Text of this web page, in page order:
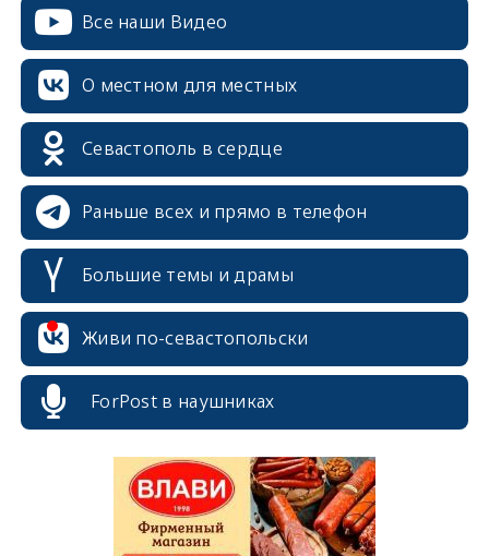
Все наши Видео
О местном для местных
Севастополь в сердце
Раньше всех и прямо в телефон
Большие темы и драмы
Живи по-севастопольски
ForPost в наушниках